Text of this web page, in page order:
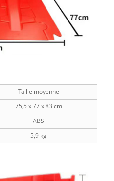
Taille moyenne
75,5 x 77 x 83 cm
ABS
5,9 kg